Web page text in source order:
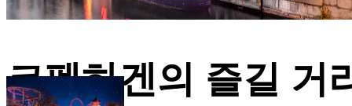
코펜하겐의 즐길 거